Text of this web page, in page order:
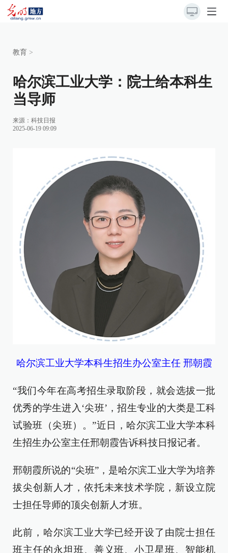
教育 >
哈尔滨工业大学：院士给本科生
当导师
来源： 科技日报
2025-06-19 09:09
哈尔滨工业大学本科生招生办公室主任 邢朝霞
“我们今年在高考招生录取阶段，就会选拔一批
优秀的学生进入‘尖班’，招生专业的大类是工科
试验班（尖班）。”近日，哈尔滨工业大学本科
生招生办公室主任邢朝霞告诉科技日报记者。
邢朝霞所说的“尖班”，是哈尔滨工业大学为培养
拔尖创新人才，依托未来技术学院，新设立院
士担任导师的顶尖创新人才班。
此前，哈尔滨工业大学已经开设了由院士担任
班主任的永坦班、善义班、小卫星班、智能机